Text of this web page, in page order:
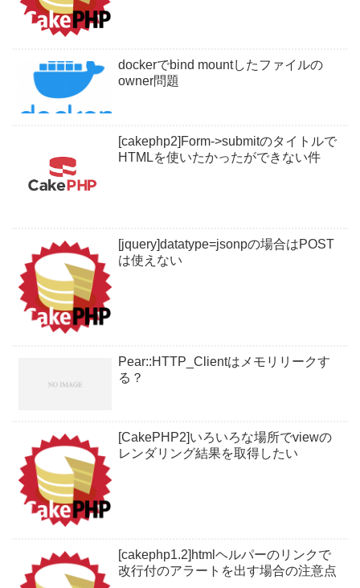
dockerでbind mountしたファイルの
owner問題
[cakephp2]Form->submitのタイトルで
HTMLを使いたかったができない件
[jquery]datatype=jsonpの場合はPOST
は使えない
Pear::HTTP_Clientはメモリリークす
る？
[CakePHP2]いろいろな場所でviewの
レンダリング結果を取得したい
[cakephp1.2]htmlヘルパーのリンクで
改行付のアラートを出す場合の注意点